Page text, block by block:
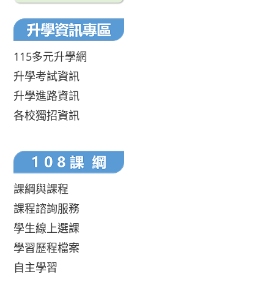
115多元升學網
升學考試資訊
升學進路資訊
各校獨招資訊
課綱與課程
課程諮詢服務
學生線上選課
學習歷程檔案
自主學習